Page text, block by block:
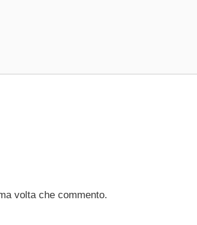
volta che commento.